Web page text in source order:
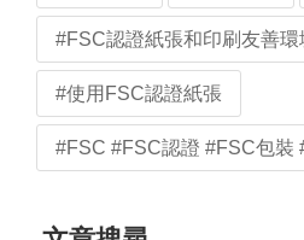
#FSC認證紙張和印刷友善環
#使用FSC認證紙張
#FSC #FSC認證 #FSC包裝